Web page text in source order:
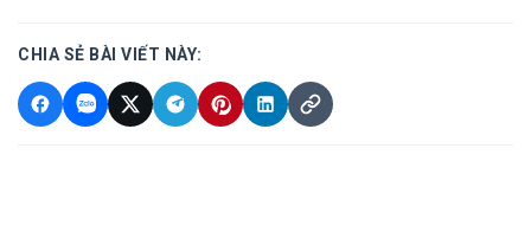
CHIA SẺ BÀI VIẾT NÀY: